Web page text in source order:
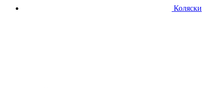
Коляски